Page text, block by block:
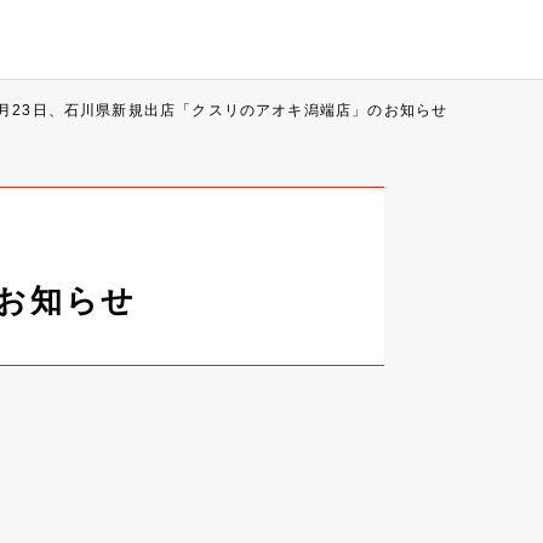
23日、石川県新規出店「クスリのアオキ潟端店」のお知らせ
知らせ